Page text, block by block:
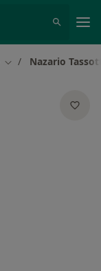
Cambia città
Nazario